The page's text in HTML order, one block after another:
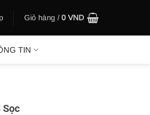
Giỏ hàng /0 VND
TIN
Sọc